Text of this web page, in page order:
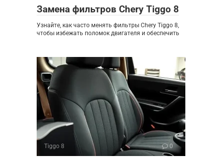
Замена фильтров Chery Tiggo 8
Узнайте, как часто менять фильтры Chery Tiggo 8,
чтобы избежать поломок двигателя и обеспечить
Tiggo 8 0